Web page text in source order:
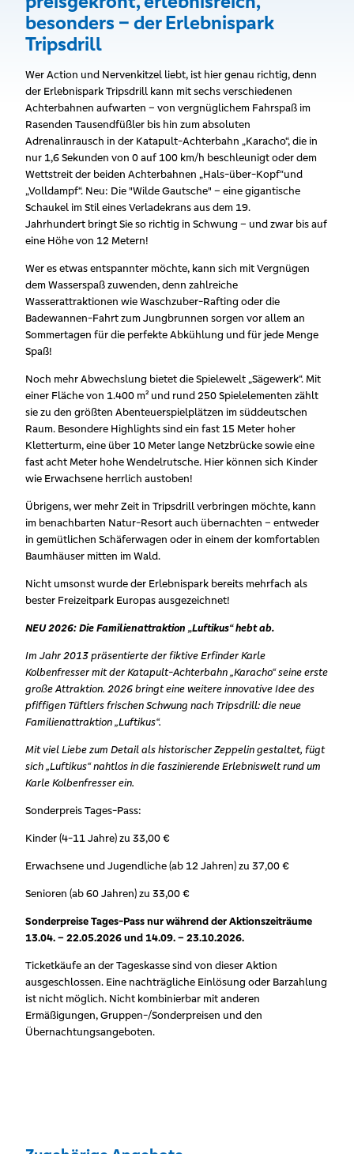
besonders – der Erlebnispark
Tripsdrill
Wer Action und Nervenkitzel liebt, ist hier genau richtig, denn
der Erlebnispark Tripsdrill kann mit sechs verschiedenen
Achterbahnen aufwarten – von vergnüglichem Fahrspaß im
Rasenden Tausendfüßler bis hin zum absoluten
Adrenalinrausch in der Katapult-Achterbahn „Karacho“, die in
nur 1,6 Sekunden von 0 auf 100 km/h beschleunigt oder dem
Wettstreit der beiden Achterbahnen „Hals-über-Kopf“und
„Volldampf“. Neu: Die "Wilde Gautsche" – eine gigantische
Schaukel im Stil eines Verladekrans aus dem 19.
Jahrhundert bringt Sie so richtig in Schwung – und zwar bis auf
eine Höhe von 12 Metern!
Wer es etwas entspannter möchte, kann sich mit Vergnügen
dem Wasserspaß zuwenden, denn zahlreiche
Wasserattraktionen wie Waschzuber-Rafting oder die
Badewannen-Fahrt zum Jungbrunnen sorgen vor allem an
Sommertagen für die perfekte Abkühlung und für jede Menge
Spaß!
Noch mehr Abwechslung bietet die Spielewelt „Sägewerk“. Mit
einer Fläche von 1.400 m² und rund 250 Spielelementen zählt
sie zu den größten Abenteuerspielplätzen im süddeutschen
Raum. Besondere Highlights sind ein fast 15 Meter hoher
Kletterturm, eine über 10 Meter lange Netzbrücke sowie eine
fast acht Meter hohe Wendelrutsche. Hier können sich Kinder
wie Erwachsene herrlich austoben!
Übrigens, wer mehr Zeit in Tripsdrill verbringen möchte, kann
im benachbarten Natur-Resort auch übernachten – entweder
in gemütlichen Schäferwagen oder in einem der komfortablen
Baumhäuser mitten im Wald.
Nicht umsonst wurde der Erlebnispark bereits mehrfach als
bester Freizeitpark Europas ausgezeichnet!
NEU 2026: Die Familienattraktion „Luftikus“ hebt ab.
Im Jahr 2013 präsentierte der fiktive Erfinder Karle
Kolbenfresser mit der Katapult-Achterbahn „Karacho“ seine erste
große Attraktion. 2026 bringt eine weitere innovative Idee des
pfiffigen Tüftlers frischen Schwung nach Tripsdrill: die neue
Familienattraktion „Luftikus“.
Mit viel Liebe zum Detail als historischer Zeppelin gestaltet, fügt
sich „Luftikus“ nahtlos in die faszinierende Erlebniswelt rund um
Karle Kolbenfresser ein.
Sonderpreis Tages-Pass:
Kinder (4-11 Jahre) zu 33,00 €
Erwachsene und Jugendliche (ab 12 Jahren) zu 37,00 €
Senioren (ab 60 Jahren) zu 33,00 €
Sonderpreise Tages-Pass nur während der Aktionszeiträume
13.04. – 22.05.2026 und 14.09. – 23.10.2026.
Ticketkäufe an der Tageskasse sind von dieser Aktion
ausgeschlossen. Eine nachträgliche Einlösung oder Barzahlung
ist nicht möglich. Nicht kombinierbar mit anderen
Ermäßigungen, Gruppen-/Sonderpreisen und den
Übernachtungsangeboten.